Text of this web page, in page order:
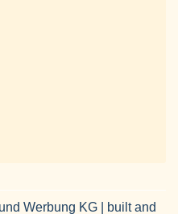
Werbung KG | built and